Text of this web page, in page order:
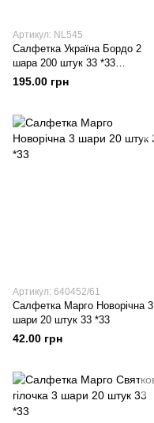
Артикул: NL545
Салфетка Україна Бордо 2
шара 200 штук 33 *33
Целюлоза
195.00 грн
Артикул: 640452/61
Салфетка Марго Новорічна 3
шари 20 штук 33 *33
42.00 грн